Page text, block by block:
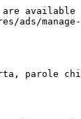
available
ads/
parole